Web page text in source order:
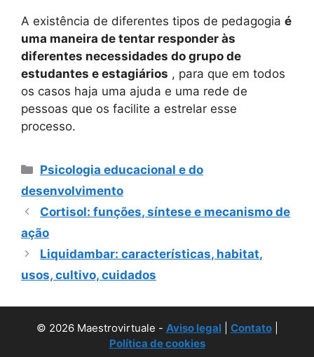
A existência de diferentes tipos de pedagogia é
uma maneira de tentar responder às
diferentes necessidades do grupo de
estudantes e estagiários , para que em todos
os casos haja uma ajuda e uma rede de
pessoas que os facilite a estrelar esse
processo.
Categorias
Psicologia educacional e do
desenvolvimento
Cortisol: funções, síntese e mecanismo de
ação
Liquidambar: características, habitat,
usos, cultivo, cuidados
© 2026 Maestrovirtuale - Aviso legal| Contato|
Política de cookies